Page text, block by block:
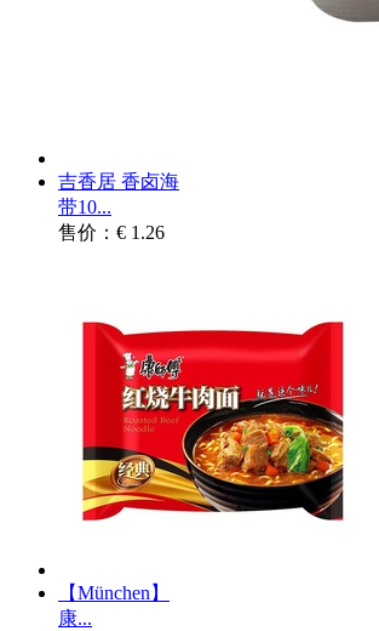
吉香居 香卤海
带10...
售价：€ 1.26
【München】
康...